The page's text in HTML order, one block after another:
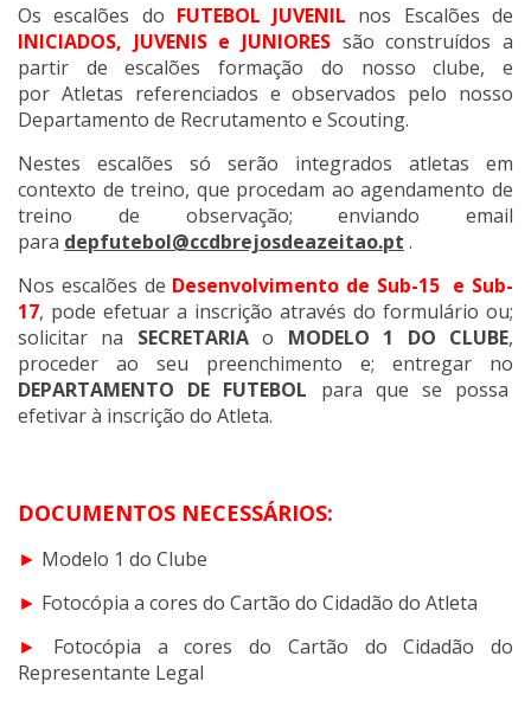
Os escalões do FUTEBOL JUVENIL nos Escalões de
INICIADOS, JUVENIS e JUNIORES são construídos a
partir de escalões formação do nosso clube, e
por Atletas referenciados e observados pelo nosso
Departamento de Recrutamento e Scouting.
Nestes escalões só serão integrados atletas em
contexto de treino, que procedam ao agendamento de
treino de observação; enviando email
para depfutebol@ccdbrejosdeazeitao.pt .
Nos escalões de Desenvolvimento de Sub-15 e Sub-
17, pode efetuar a inscrição através do formulário ou;
solicitar na SECRETARIAo MODELO 1 DO CLUBE,
proceder ao seu preenchimento e; entregar no
DEPARTAMENTO DE FUTEBOL para que se possa
efetivar à inscrição do Atleta.
DOCUMENTOS NECESSÁRIOS:
► Modelo 1 do Clube
► Fotocópia a cores do Cartão do Cidadão do Atleta
► Fotocópia a cores do Cartão do Cidadão do
Representante Legal